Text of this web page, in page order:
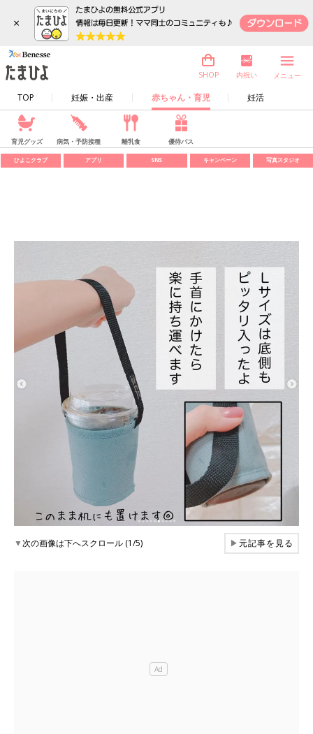
×
TOP 妊娠・出産 赤ちゃん・育児 妊活
SHOP 内祝い メニュー
育児グッズ 病気・予防接種 離乳食 優待パス
ひよこクラブ アプリ SNS キャンペーン 写真スタジオ
▼次の画像は下へスクロール (1/5) ▶元記事を見る